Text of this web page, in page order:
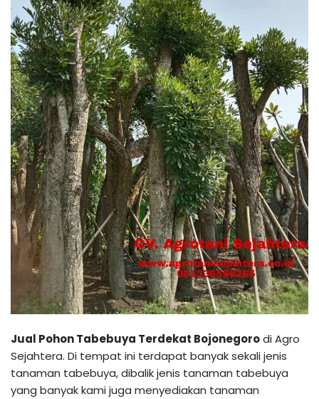
Jual Pohon Tabebuya Terdekat Bojonegorodi Agro
Sejahtera. Di tempat ini terdapat banyak sekali jenis
tanaman tabebuya, dibalik jenis tanaman tabebuya
yang banyak kami juga menyediakan tanaman